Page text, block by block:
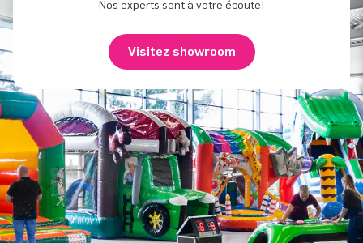
Nos experts sont à votre écoute!
Visitez showroom